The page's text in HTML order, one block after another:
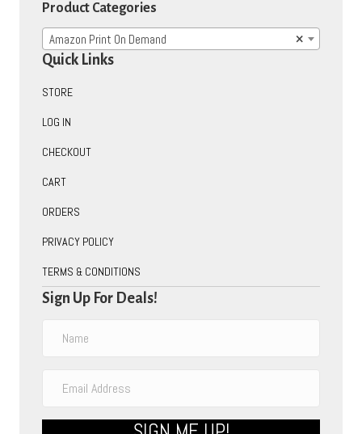
Product Categories
×
Amazon Print On Demand
Quick Links
STORE
LOG IN
CHECKOUT
CART
ORDERS
PRIVACY POLICY
TERMS & CONDITIONS
Sign Up For Deals!